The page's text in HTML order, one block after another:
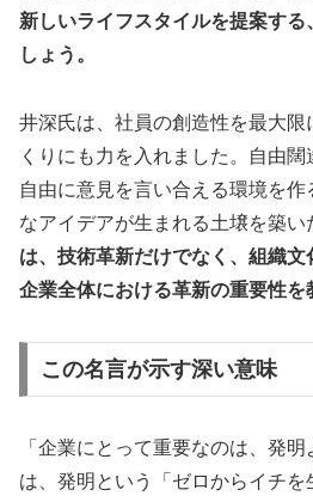
新しいライフスタイルを提案す
しょう。
井深氏は、社員の創造性を最大
くりにも力を入れました。自由
自由に意見を言い合える環境を
なアイデアが生まれる土壌を築い
は、技術革新だけでなく、組織文
企業全体における革新の重要性を
この名言が示す深い意味
「企業にとって重要なのは、発
は、発明という「ゼロからイチ